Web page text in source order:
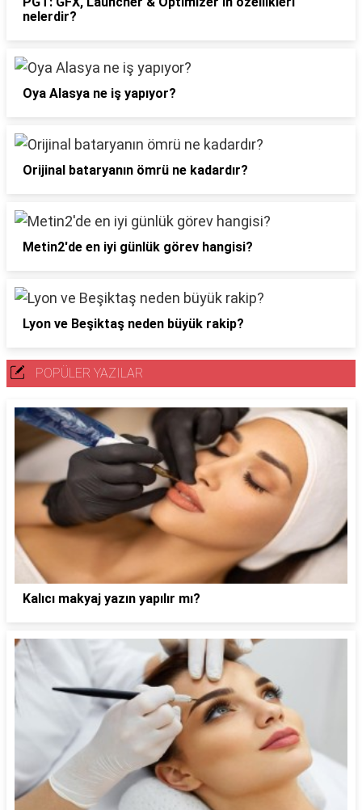
nelerdir?
Oya Alasya ne iş yapıyor?
Orijinal bataryanın ömrü ne kadardır?
Metin2'de en iyi günlük görev hangisi?
Lyon ve Beşiktaş neden büyük rakip?
POPÜLER YAZILAR
Kalıcı makyaj yazın yapılır mı?